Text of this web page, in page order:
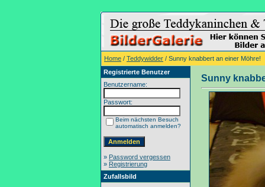
Home / Teddywidder / Sunny knabbert an einer Möhre!
Registrierte Benutzer
Benutzername:
Passwort:
Beim nächsten Besuch
automatisch anmelden?
» Password vergessen
» Registrierung
Zufallsbild
Sunny